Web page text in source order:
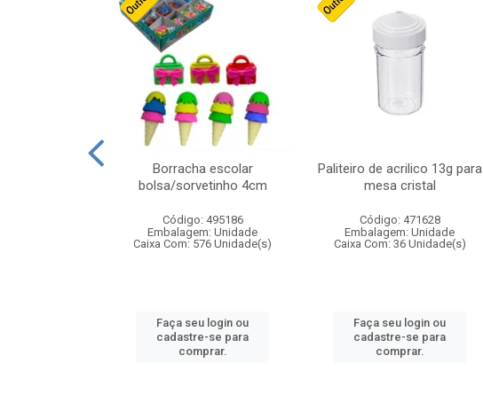
Borracha escolar
bolsa/sorvetinho 4cm
Código: 495186
Embalagem: Unidade
Caixa Com: 576 Unidade(s)
Faça seu login ou
cadastre-se para
comprar.
Paliteiro de acrilico 13g para
mesa cristal
Código: 471628
Embalagem: Unidade
Caixa Com: 36 Unidade(s)
Faça seu login ou
cadastre-se para
comprar.